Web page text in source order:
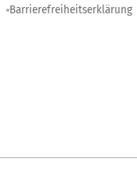
Barrierefreiheitserklärung